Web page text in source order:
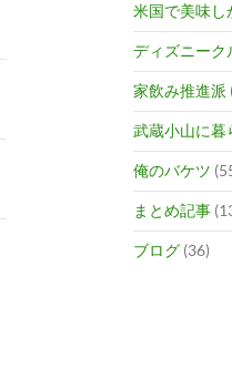
米国で美味し
ディズニーク
家飲み推進派
武蔵小山に暮
俺のバケツ
まとめ記事
ブログ (36)